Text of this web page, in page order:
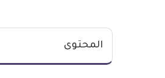
المحتوى